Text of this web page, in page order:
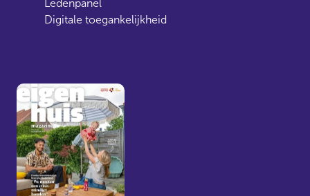
Ledenpanel
Digitale toegankelijkheid